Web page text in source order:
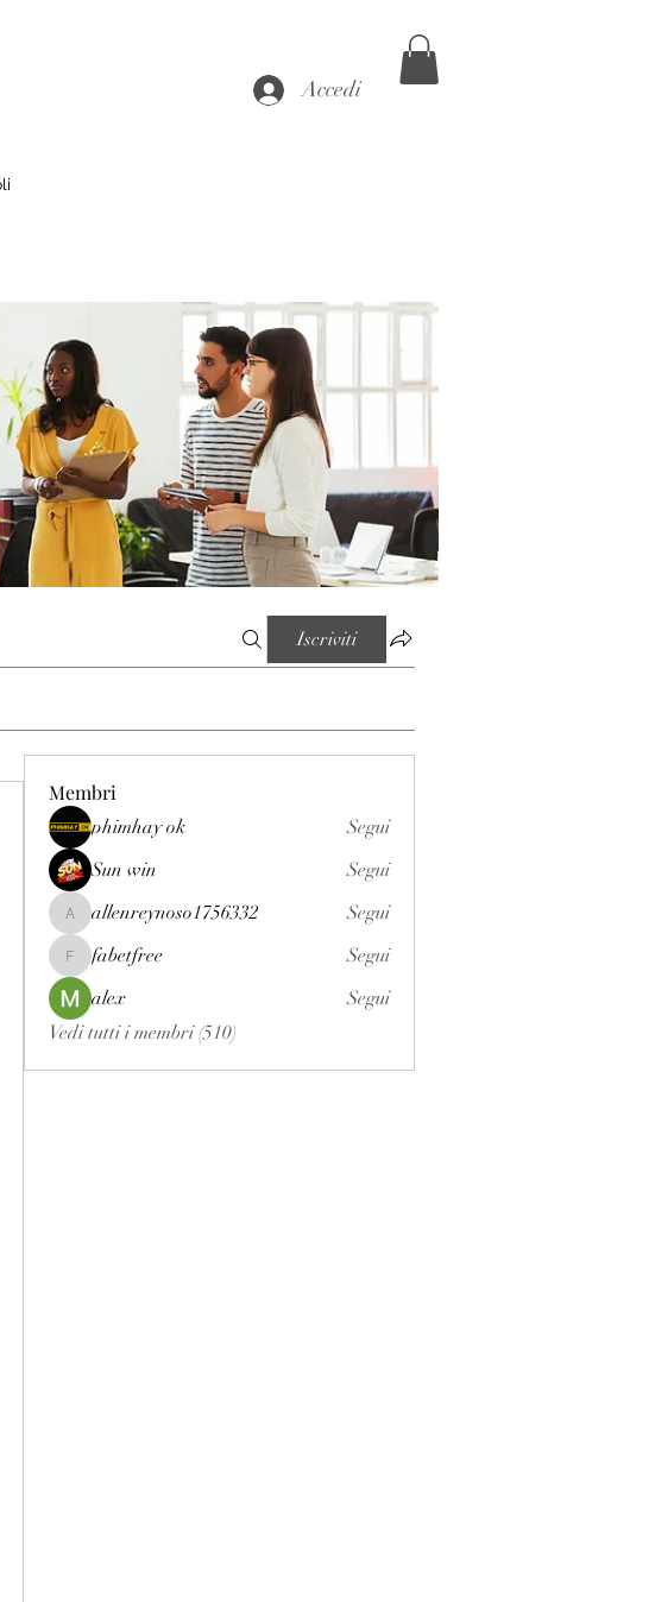
Accedi
Iscriviti
Membri
phimhay ok
Segui
Sun win
Segui
allenreynoso1756332
allenreynoso1756332 Segui
fabetfree
fabetfree
Segui
alex
Segui
Vedi tutti i membri (510)